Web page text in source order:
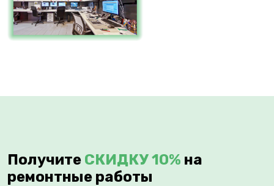
Получите СКИДКУ 10% на
ремонтные работы